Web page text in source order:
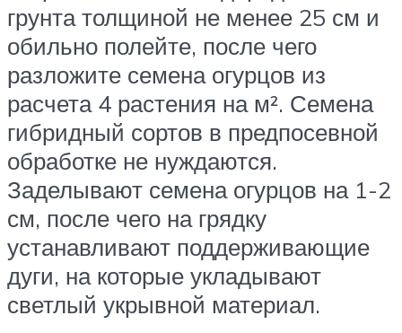
грунта толщиной не менее 25 см и
обильно полейте, после чего
разложите семена огурцов из
расчета 4 растения на м². Семена
гибридный сортов в предпосевной
обработке не нуждаются.
Заделывают семена огурцов на 1-2
см, после чего на грядку
устанавливают поддерживающие
дуги, на которые укладывают
светлый укрывной материал.